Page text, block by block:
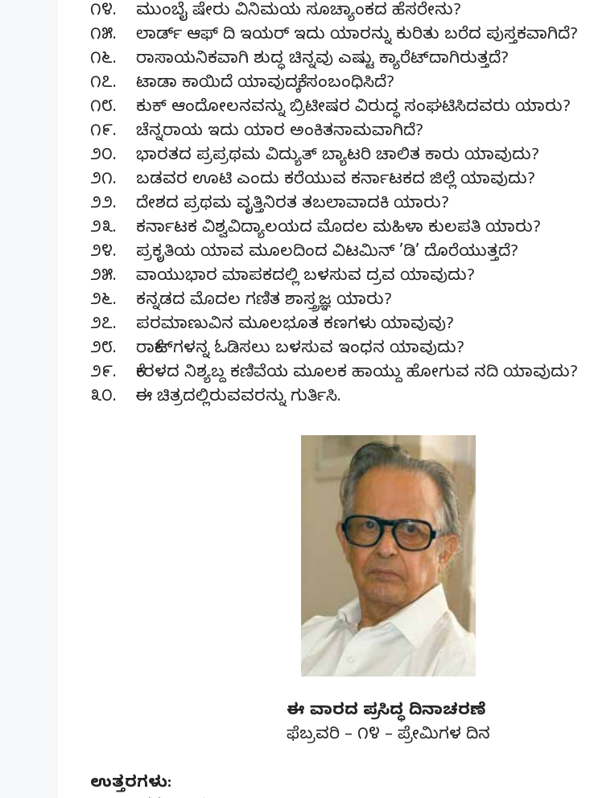
೧೪. ಮುಂಬೈ ಷೇರು ವಿನಿಮಯ ಸೂಚ್ಯಾಂಕದ ಹೆಸರೇನು?
೧೫. ಲಾರ್ಡ್ ಆಫ್ ದಿ ಇಯರ್ ಇದು ಯಾರನ್ನು ಕುರಿತು ಬರೆದ ಪುಸ್ತಕವಾಗಿದೆ?
೧೬. ರಾಸಾಯನಿಕವಾಗಿ ಶುದ್ಧ ಚಿನ್ನವು ಎಷ್ಟು ಕ್ಯಾರೆಟ್‌ದಾಗಿರುತ್ತದೆ?
೧೭. ಟಾಡಾ ಕಾಯಿದೆ ಯಾವುದಕ್ಕೆ ಸಂಬಂಧಿಸಿದೆ?
೧೮. ಕುಕ್ ಆಂದೋಲನವನ್ನು ಬ್ರಿಟೀಷರ ವಿರುದ್ಧ ಸಂಘಟಿಸಿದವರು ಯಾರು?
೧೯. ಚೆನ್ನರಾಯ ಇದು ಯಾರ ಅಂಕಿತನಾಮವಾಗಿದೆ?
೨೦. ಭಾರತದ ಪ್ರಪ್ರಥಮ ವಿದ್ಯುತ್ ಬ್ಯಾಟರಿ ಚಾಲಿತ ಕಾರು ಯಾವುದು?
೨೧. ಬಡವರ ಊಟಿ ಎಂದು ಕರೆಯುವ ಕರ್ನಾಟಕದ ಜಿಲ್ಲೆ ಯಾವುದು?
೨೨. ದೇಶದ ಪ್ರಥಮ ವೃತ್ತಿನಿರತ ತಬಲಾವಾದಕಿ ಯಾರು?
೨೩. ಕರ್ನಾಟಕ ವಿಶ್ವವಿದ್ಯಾಲಯದ ಮೊದಲ ಮಹಿಳಾ ಕುಲಪತಿ ಯಾರು?
೨೪. ಪ್ರಕೃತಿಯ ಯಾವ ಮೂಲದಿಂದ ವಿಟಮಿನ್ ’ಡಿ’ ದೊರೆಯುತ್ತದೆ?
೨೫. ವಾಯುಭಾರ ಮಾಪಕದಲ್ಲಿ ಬಳಸುವ ದ್ರವ ಯಾವುದು?
೨೬. ಕನ್ನಡದ ಮೊದಲ ಗಣಿತ ಶಾಸ್ತ್ರಜ್ಞ ಯಾರು?
೨೭. ಪರಮಾಣುವಿನ ಮೂಲಭೂತ ಕಣಗಳು ಯಾವುವು?
೨೮. ರಾಕೆಟ್‌ಗಳನ್ನ ಓಡಿಸಲು ಬಳಸುವ ಇಂಧನ ಯಾವುದು?
೨೯. ಕೇರಳದ ನಿಶ್ಯಬ್ದ ಕಣಿವೆಯ ಮೂಲಕ ಹಾಯ್ದು ಹೋಗುವ ನದಿ ಯಾವುದು?
೩೦. ಈ ಚಿತ್ರದಲ್ಲಿರುವವರನ್ನು ಗುರ್ತಿಸಿ.
ಈ ವಾರದ ಪ್ರಸಿದ್ಧ ದಿನಾಚರಣೆ
ಫೆಬ್ರವರಿ – ೧೪ – ಪ್ರೇಮಿಗಳ ದಿನ
ಉತ್ತರಗಳು: